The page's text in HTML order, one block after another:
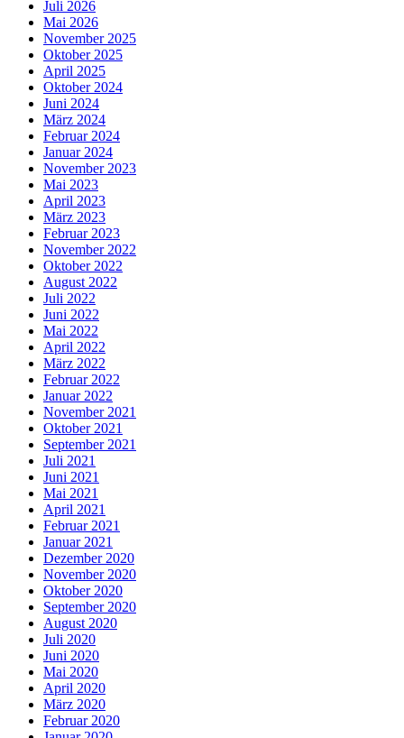
Juli 2026
Mai 2026
November 2025
Oktober 2025
April 2025
Oktober 2024
Juni 2024
März 2024
Februar 2024
Januar 2024
November 2023
Mai 2023
April 2023
März 2023
Februar 2023
November 2022
Oktober 2022
August 2022
Juli 2022
Juni 2022
Mai 2022
April 2022
März 2022
Februar 2022
Januar 2022
November 2021
Oktober 2021
September 2021
Juli 2021
Juni 2021
Mai 2021
April 2021
Februar 2021
Januar 2021
Dezember 2020
November 2020
Oktober 2020
September 2020
August 2020
Juli 2020
Juni 2020
Mai 2020
April 2020
März 2020
Februar 2020